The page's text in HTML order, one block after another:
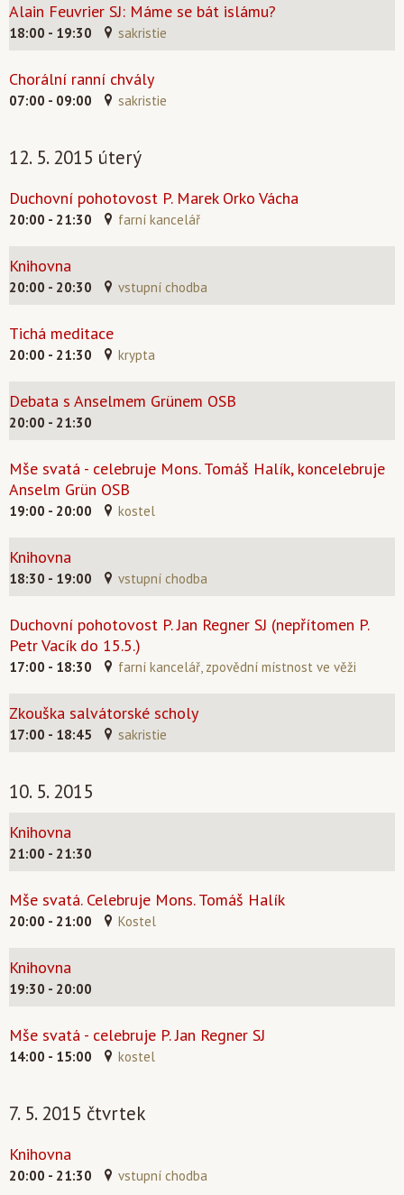
Alain Feuvrier SJ: Máme se bát islámu?
18:00 - 19:30 sakristie
Chorální ranní chvály
07:00 - 09:00 sakristie
12. 5. 2015 úterý
Duchovní pohotovost P. Marek Orko Vácha
20:00 - 21:30 farní kancelář
Knihovna
20:00 - 20:30 vstupní chodba
Tichá meditace
20:00 - 21:30 krypta
Debata s Anselmem Grünem OSB
20:00 - 21:30
Mše svatá - celebruje Mons. Tomáš Halík, koncelebruje
Anselm Grün OSB
19:00 - 20:00 kostel
Knihovna
18:30 - 19:00 vstupní chodba
Duchovní pohotovost P. Jan Regner SJ (nepřítomen P.
Petr Vacík do 15.5.)
17:00 - 18:30 farní kancelář, zpovědní místnost ve věži
Zkouška salvátorské scholy
17:00 - 18:45 sakristie
10. 5. 2015
Knihovna
21:00 - 21:30
Mše svatá. Celebruje Mons. Tomáš Halík
20:00 - 21:00 Kostel
Knihovna
19:30 - 20:00
Mše svatá - celebruje P. Jan Regner SJ
14:00 - 15:00 kostel
7. 5. 2015 čtvrtek
Knihovna
20:00 - 21:30 vstupní chodba